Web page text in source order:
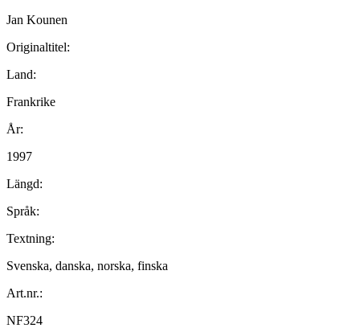
Jan Kounen
Originaltitel:
Land:
Frankrike
År:
1997
Längd:
Språk:
Textning:
Svenska, danska, norska, finska
Art.nr.:
NF324